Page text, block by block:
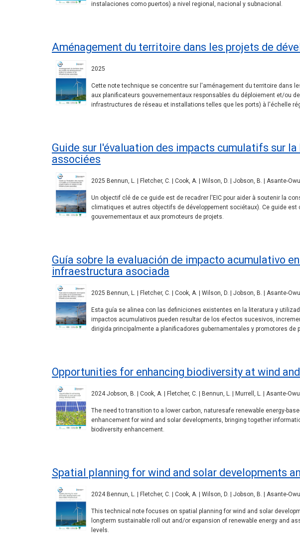
instalaciones como puertos) a nivel regional, nacional y subnacional.
Aménagement du territoire dans les projets de
2025
Cette note technique se concentre sur l'aménagement du territoire dans
aux planificateurs gouvernementaux responsables du déploiement et/ou
infrastructures de réseau et installations telles que les ports) à l'échelle
Guide sur l'évaluation des impacts cumulatifs sur
associées
2025 Bennun, L. | Fletcher, C. | Cook, A. | Wilson, D. | Jobson, B. | Asante-
Un objectif clé de ce guide est de recadrer l'EIC pour aider à soutenir la
climatiques et autres objectifs de développement sociétaux). Ce guide
gouvernementaux et aux promoteurs de projets.
Guía sobre la evaluación de impacto acumulativo
infraestructura asociada
2025 Bennun, L. | Fletcher, C. | Cook, A. | Wilson, D. | Jobson, B. | Asante-
Esta guía se alinea con las definiciones existentes en la literatura y
impactos acumulativos pueden resultar de los efectos sucesivos,
dirigida principalmente a planificadores gubernamentales y promotores de
Opportunities for enhancing biodiversity at wind
2024 Jobson, B. | Cook, A. | Fletcher, C. | Bennun, L. | Murrell, L. | Asante-
The need to transition to a lower carbon, naturesafe renewable energy-
enhancement for wind and solar developments, bringing together
biodiversity enhancement.
Spatial planning for wind and solar developments
2024 Bennun, L. | Fletcher, C. | Cook, A. | Wilson, D. | Jobson, B. | Asante-
This technical note focuses on spatial planning for wind and solar
longterm sustainable roll out and/or expansion of renewable energy and
levels.